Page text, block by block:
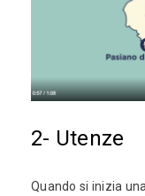
2- Utenze
Quando si inizia